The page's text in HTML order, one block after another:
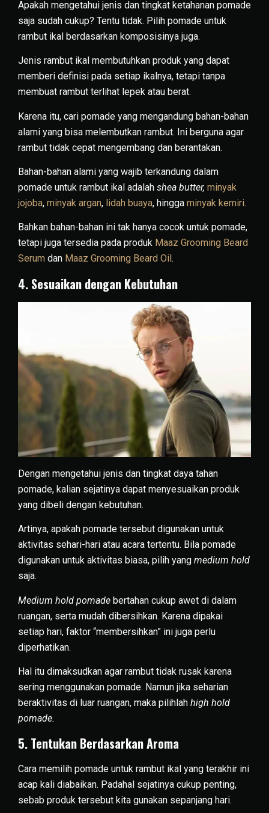
Apakah mengetahui jenis dan tingkat ketahanan pomade
saja sudah cukup? Tentu tidak. Pilih pomade untuk
rambut ikal berdasarkan komposisinya juga.
Jenis rambut ikal membutuhkan produk yang dapat
memberi definisi pada setiap ikalnya, tetapi tanpa
membuat rambut terlihat lepek atau berat.
Karena itu, cari pomade yang mengandung bahan-bahan
alami yang bisa melembutkan rambut. Ini berguna agar
rambut tidak cepat mengembang dan berantakan.
Bahan-bahan alami yang wajib terkandung dalam
pomade untuk rambut ikal adalah shea butter, minyak
jojoba, minyak argan, lidah buaya, hingga minyak kemiri.
Bahkan bahan-bahan ini tak hanya cocok untuk pomade,
tetapi juga tersedia pada produk Maaz Grooming Beard
Serum dan Maaz Grooming Beard Oil .
4. Sesuaikan dengan Kebutuhan
Dengan mengetahui jenis dan tingkat daya tahan
pomade, kalian sejatinya dapat menyesuaikan produk
yang dibeli dengan kebutuhan.
Artinya, apakah pomade tersebut digunakan untuk
aktivitas sehari-hari atau acara tertentu. Bila pomade
digunakan untuk aktivitas biasa, pilih yang medium hold
saja.
Medium hold pomade bertahan cukup awet di dalam
ruangan, serta mudah dibersihkan. Karena dipakai
setiap hari, faktor “membersihkan” ini juga perlu
diperhatikan.
Hal itu dimaksudkan agar rambut tidak rusak karena
sering menggunakan pomade. Namun jika seharian
beraktivitas di luar ruangan, maka pilihlah high hold
pomade.
5. Tentukan Berdasarkan Aroma
Cara memilih pomade untuk rambut ikal yang terakhir ini
acap kali diabaikan. Padahal sejatinya cukup penting,
sebab produk tersebut kita gunakan sepanjang hari.